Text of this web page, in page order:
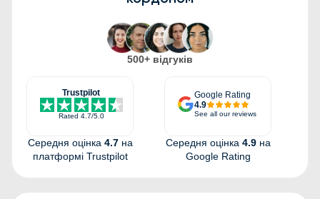
500+ відгуків
Trustpilot
Rated 4.7/5.0
Середня оцінка 4.7на
платформі Trustpilot
Google Rating
4.9
See all our reviews
Середня оцінка 4.9на
Google Rating